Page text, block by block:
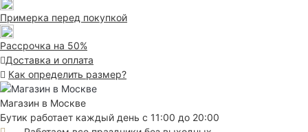
Примерка перед покупкой
Рассрочка на 50%
Доставка и оплата
Как определить размер?
Магазин в Москве
Бутик работает каждый день с 11:00 до 20:00